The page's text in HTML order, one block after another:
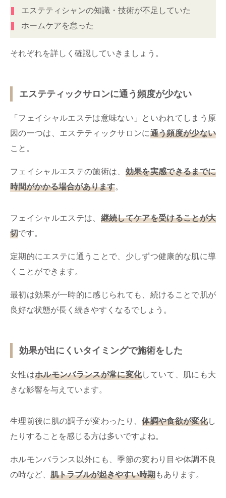
エステティシャンの知識・技術が不足していた
ホームケアを怠った
それぞれを詳しく確認していきましょう。
エステティックサロンに通う頻度が少ない
「フェイシャルエステは意味ない」といわれてしまう原
因の一つは、エステティックサロンに通う頻度が少ない
こと。
フェイシャルエステの施術は、 効果を実感できるまでに
時間がかかる場合があります。
フェイシャルエステは、 継続してケアを受けることが大
切です。
定期的にエステに通うことで、少しずつ健康的な肌に導
くことができます。
最初は効果が一時的に感じられても、続けることで肌が
良好な状態が長く続きやすくなるでしょう。
効果が出にくいタイミングで施術をした
女性はホルモンバランスが常に変化していて、肌にも大
きな影響を与えています。
生理前後に肌の調子が変わったり、体調や食欲が変化し
たりすることを感じる方は多いですよね。
ホルモンバランス以外にも、季節の変わり目や体調不良
の時など、 肌トラブルが起きやすい時期もあります。